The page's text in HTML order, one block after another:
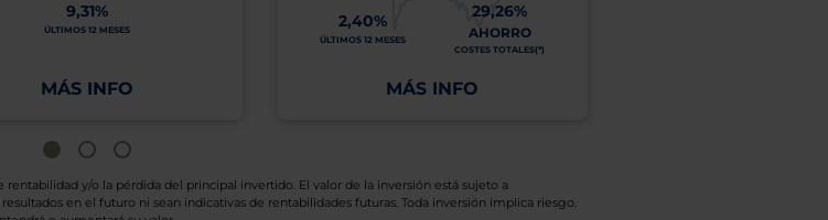
9,31%
ÚLTIMOS 12 MESES
MÁS INFO
2,40%
ÚLTIMOS 12 MESES
29,26%
AHORRO
COSTES TOTALES(*)
MÁS INFO
y/o la pérdida del principal invertido. El valor de la inversión está sujeto a
en el futuro ni sean indicativas de rentabilidades futuras. Toda inversión implica riesgo.